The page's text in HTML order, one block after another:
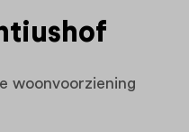
woonvoorziening